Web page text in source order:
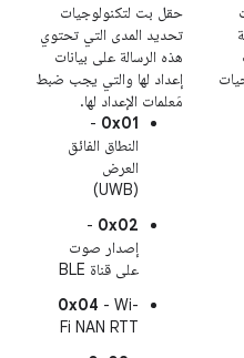
حقل بت لتكنولوجيات
تحديد المدى التي تحتوي
هذه الرسالة على بيانات
إعداد لها والتي يجب ضبط
مَعلمات الإعداد لها.
0x01
-
النطاق الفائق
العرض
(UWB)
0x02
-
إصدار صوت
على قناة BLE
0x04 - Wi-
Fi NAN RTT